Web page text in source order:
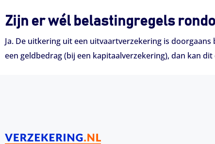
Zijn er wél belastingregels
Ja. De uitkering uit een uitvaartverzekering is
een geldbedrag (bij een kapitaalverzekering), dan kan